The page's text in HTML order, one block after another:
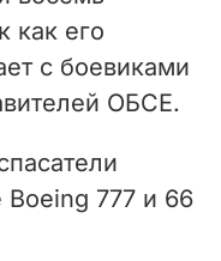
как его
с боевиками
ОБСЕ.
Boeing 777 и 66